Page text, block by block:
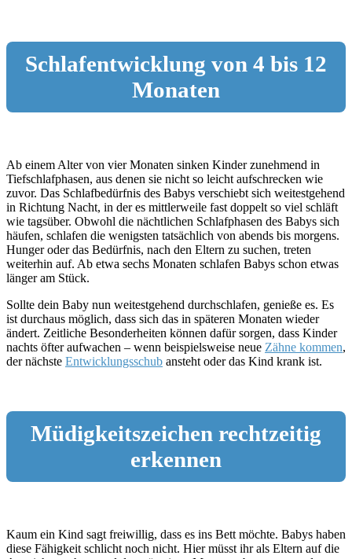
Schlafentwicklung von 4 bis 12
Monaten
Ab einem Alter von vier Monaten sinken Kinder zunehmend in
Tiefschlafphasen, aus denen sie nicht so leicht aufschrecken wie
zuvor. Das Schlafbedürfnis des Babys verschiebt sich weitestgehend
in Richtung Nacht, in der es mittlerweile fast doppelt so viel schläft
wie tagsüber. Obwohl die nächtlichen Schlafphasen des Babys sich
häufen, schlafen die wenigsten tatsächlich von abends bis morgens.
Hunger oder das Bedürfnis, nach den Eltern zu suchen, treten
weiterhin auf. Ab etwa sechs Monaten schlafen Babys schon etwas
länger am Stück.
Sollte dein Baby nun weitestgehend durchschlafen, genieße es. Es
ist durchaus möglich, dass sich das in späteren Monaten wieder
ändert. Zeitliche Besonderheiten können dafür sorgen, dass Kinder
nachts öfter aufwachen – wenn beispielsweise neue Zähne kommen,
der nächste Entwicklungsschub ansteht oder das Kind krank ist.
Müdigkeitszeichen rechtzeitig
erkennen
Kaum ein Kind sagt freiwillig, dass es ins Bett möchte. Babys haben
diese Fähigkeit schlicht noch nicht. Hier müsst ihr als Eltern auf die